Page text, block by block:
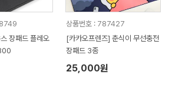
장패드 플레오
상품번호 : 787427
[카카오프렌즈] 춘식이 무선충전
장패드 3종
25,000원